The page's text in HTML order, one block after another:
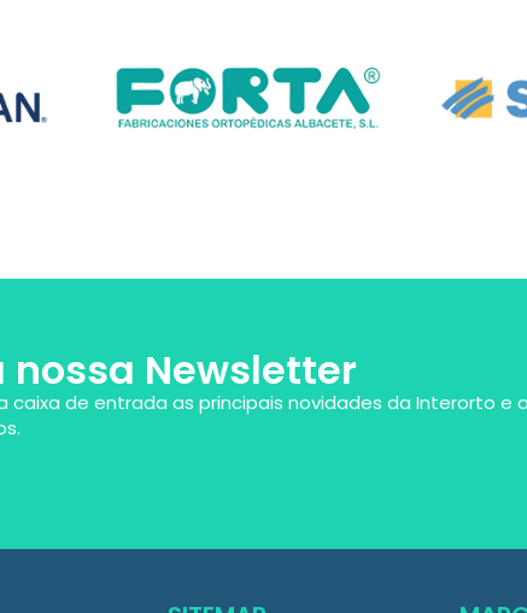
nossa Newsletter
caixa de entrada as principais novidades da Interorto e